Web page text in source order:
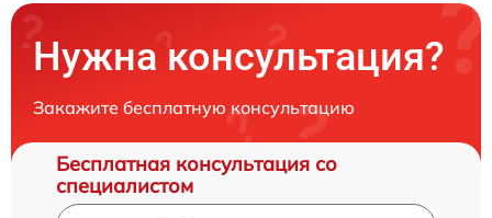
Нужна консультация?
Закажите бесплатную консультацию
Бесплатная консультация со
специалистом